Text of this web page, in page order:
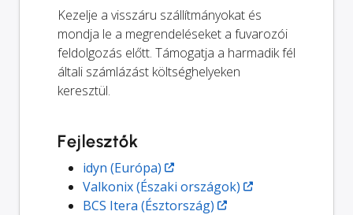
Kezelje a visszáru szállítmányokat és
mondja le a megrendeléseket a fuvarozói
feldolgozás előtt. Támogatja a harmadik fél
általi számlázást költséghelyeken
keresztül.
Fejlesztők
idyn (Európa)
Valkonix (Északi országok)
BCS Itera (Észtország)